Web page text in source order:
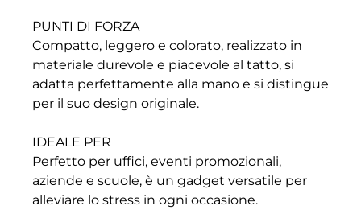
PUNTI DI FORZA
Compatto, leggero e colorato, realizzato in
materiale durevole e piacevole al tatto, si
adatta perfettamente alla mano e si distingue
per il suo design originale.
IDEALE PER
Perfetto per uffici, eventi promozionali,
aziende e scuole, è un gadget versatile per
alleviare lo stress in ogni occasione.